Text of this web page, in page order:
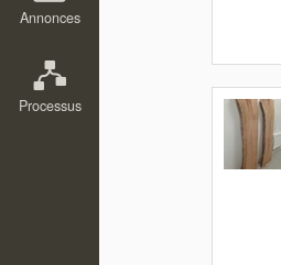
Annonces
Processus